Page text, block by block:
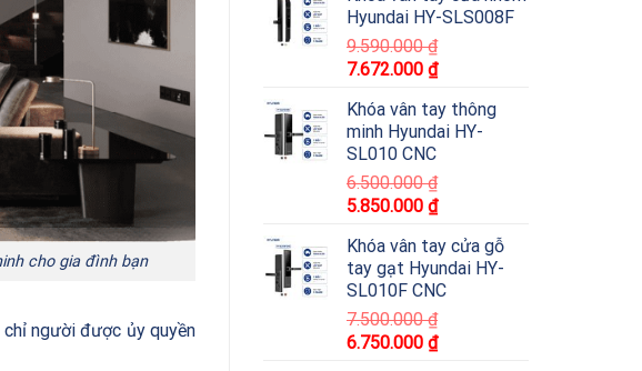
cho gia đình bạn
chỉ người được ủy quyền
Hyundai HY-SLS008F
9.590.000₫
7.672.000 ₫
Khóa vân tay thông
minh Hyundai HY-
SL010 CNC
6.500.000₫
5.850.000 ₫
Khóa vân tay cửa gỗ
tay gạt Hyundai HY-
SL010F CNC
7.500.000₫
6.750.000 ₫